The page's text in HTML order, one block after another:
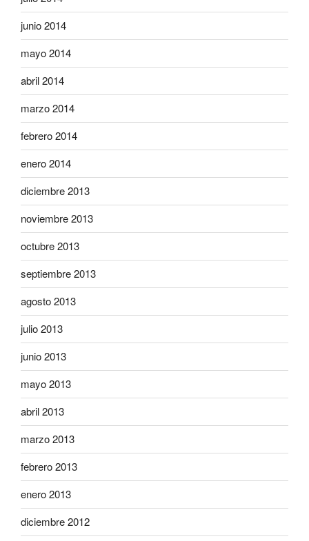
junio 2014
mayo 2014
abril 2014
marzo 2014
febrero 2014
enero 2014
diciembre 2013
noviembre 2013
octubre 2013
septiembre 2013
agosto 2013
julio 2013
junio 2013
mayo 2013
abril 2013
marzo 2013
febrero 2013
enero 2013
diciembre 2012